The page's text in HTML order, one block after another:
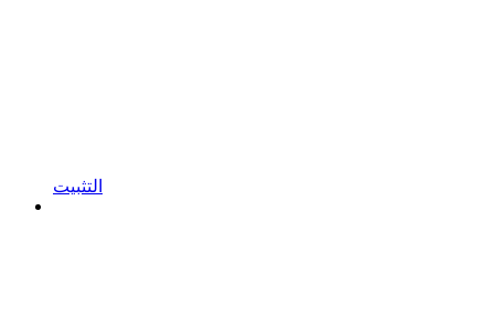
التثبيت